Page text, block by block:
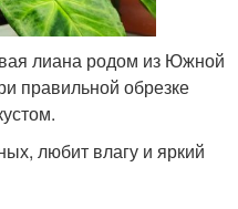
лиана родом из Южной
правильной обрезке
любит влагу и яркий